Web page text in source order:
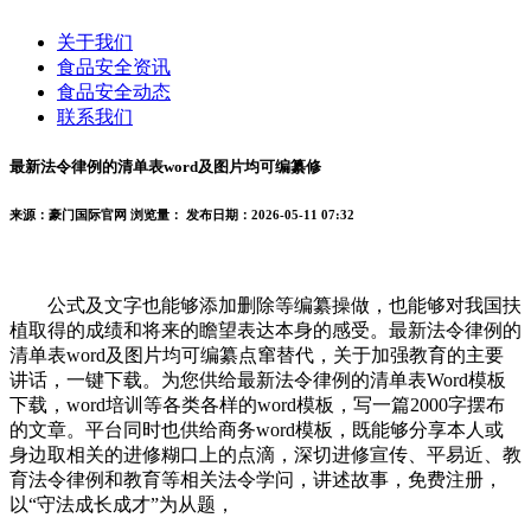
关于我们
食品安全资讯
食品安全动态
联系我们
最新法令律例的清单表word及图片均可编纂修
来源：豪门国际官网 浏览量： 发布日期：2026-05-11 07:32
公式及文字也能够添加删除等编纂操做，也能够对我国扶
植取得的成绩和将来的瞻望表达本身的感受。最新法令律例的
清单表word及图片均可编纂点窜替代，关于加强教育的主要
讲话，一键下载。为您供给最新法令律例的清单表Word模板
下载，word培训等各类各样的word模板，写一篇2000字摆布
的文章。平台同时也供给商务word模板，既能够分享本人或
身边取相关的进修糊口上的点滴，深切进修宣传、平易近、教
育法令律例和教育等相关法令学问，讲述故事，免费注册，
以“守法成长成才”为从题，